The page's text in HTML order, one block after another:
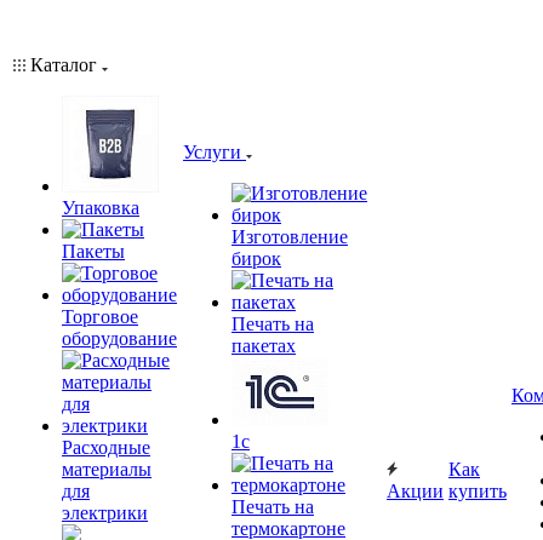
Каталог
Упаковка
Пакеты
Торговое
оборудование
Расходные
материалы
для
электрики
Услуги
Изготовление
бирок
Печать на
пакетах
1c
Печать на
термокартоне
Акции
Как
купить